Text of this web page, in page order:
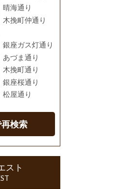
晴海通り
木挽町仲通り
銀座ガス灯通り
あづま通り
木挽町通り
銀座桜通り
松屋通り
検索
スト